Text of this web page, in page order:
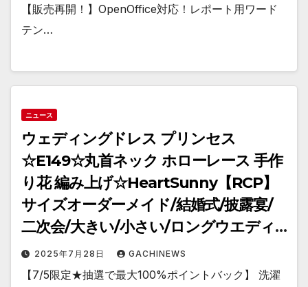
【販売再開！】OpenOffice対応！レポート用ワード
テン…
ニュース
ウェディングドレス プリンセス
☆E149☆丸首ネック ホローレース 手作
り花 編み上げ☆HeartSunny【RCP】
サイズオーダーメイド/結婚式/披露宴/
二次会/大きい/小さい/ロングウエディ
ングド
2025年7月28日 GACHINEWS
【7/5限定★抽選で最大100%ポイントバック】 洗濯